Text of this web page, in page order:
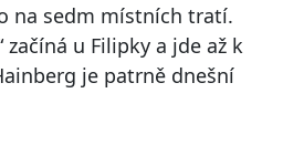
na sedm místních tratí.
začíná u Filipky a jde až k
je patrně dnešní